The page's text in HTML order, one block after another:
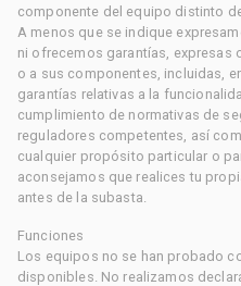
componente del equipo distinto
A menos que se indique
ni ofrecemos garantías, expresas
o a sus componentes, incluidas,
garantías relativas a la
cumplimiento de normativas de
reguladores competentes, así
cualquier propósito particular o
aconsejamos que realices tu
antes de la subasta.
Funciones
Los equipos no se han probado
disponibles. No realizamos